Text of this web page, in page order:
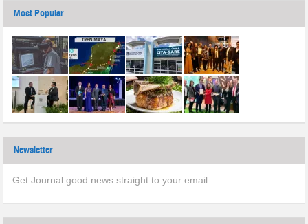
Most Popular
Newsletter
Get Journal good news straight to your email.